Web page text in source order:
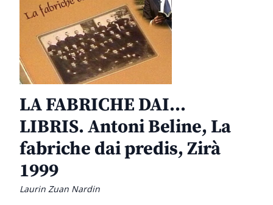
LA FABRICHE DAI…
LIBRIS. Antoni Beline, La
fabriche dai predis, Zirà
1999
Laurin Zuan Nardin